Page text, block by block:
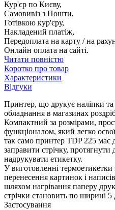
Кур'єр по Києву,
Самовивіз з Пошти,
Готівкою кур'єру,
Накладений платіж,
Передоплата на карту / на
Онлайн оплата на сайті.
Читати повністю
Коротко про товар
Характеристики
Відгуки
Принтер, що друкує наліпки та
обладнання в магазинах
Компактний за розмірами,
функціоналом, який легко
так само принтер TDP 225 має
заправити стрічку, протягнути
надрукувати етикетку.
У виготовленні термоетикетки
перенесення картинок і
шляхом нагрівання паперу
стрічки становить по ширині
Застосування